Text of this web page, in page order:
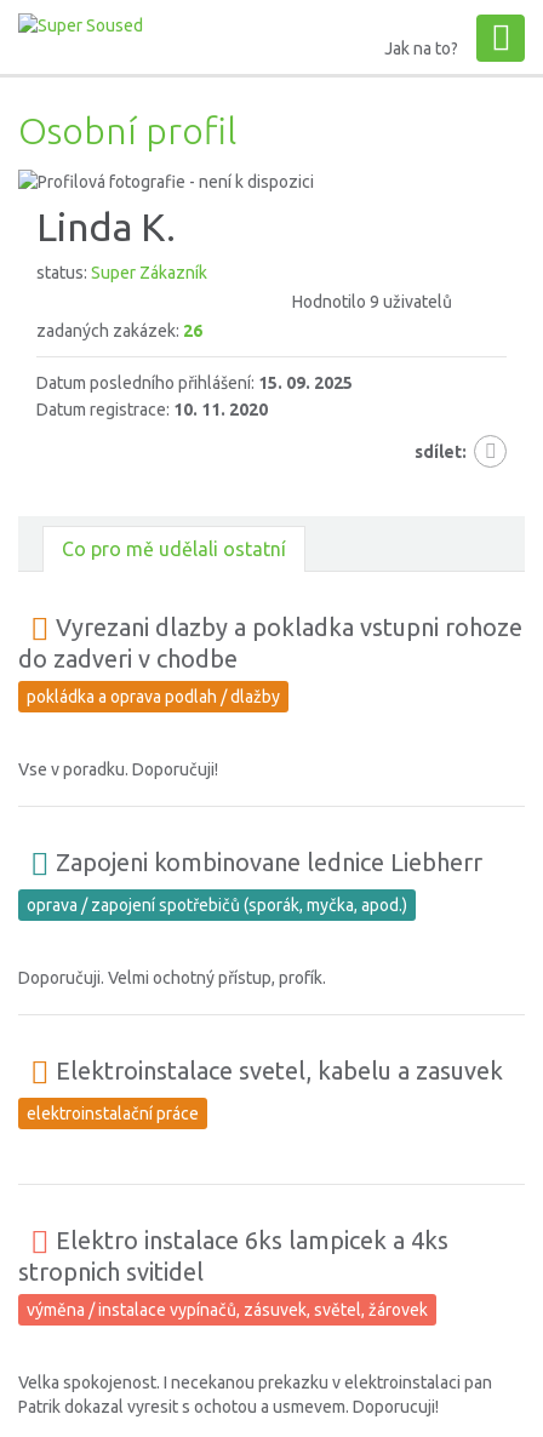
Jak na to?
Osobní profil
Linda K.
status: Super Zákazník
Hodnotilo 9 uživatelů
zadaných zakázek: 26
Datum posledního přihlášení: 15. 09. 2025
Datum registrace: 10. 11. 2020
sdílet:
Co pro mě udělali ostatní
Vyrezani dlazby a pokladka vstupni rohoze
do zadveri v chodbe
pokládka a oprava podlah / dlažby
Vse v poradku. Doporučuji!
Zapojeni kombinovane lednice Liebherr
oprava / zapojení spotřebičů (sporák, myčka, apod.)
Doporučuji. Velmi ochotný přístup, profík.
Elektroinstalace svetel, kabelu a zasuvek
elektroinstalační práce
Elektro instalace 6ks lampicek a 4ks
stropnich svitidel
výměna / instalace vypínačů, zásuvek, světel, žárovek
Velka spokojenost. I necekanou prekazku v elektroinstalaci pan
Patrik dokazal vyresit s ochotou a usmevem. Doporucuji!